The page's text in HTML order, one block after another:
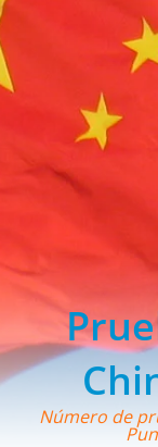
Número de